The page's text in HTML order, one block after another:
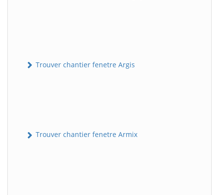
Trouver chantier fenetre Argis
Trouver chantier fenetre Armix